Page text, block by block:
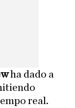
ha dado a
real.